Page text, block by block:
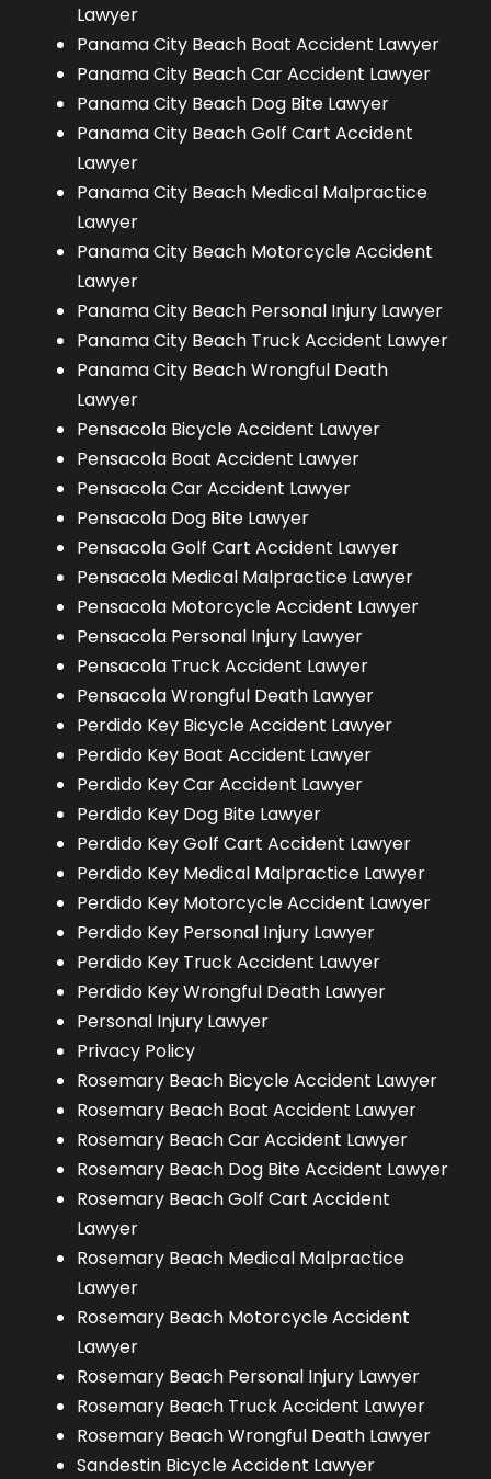
Lawyer
Panama City Beach Boat Accident Lawyer
Panama City Beach Car Accident Lawyer
Panama City Beach Dog Bite Lawyer
Panama City Beach Golf Cart Accident
Lawyer
Panama City Beach Medical Malpractice
Lawyer
Panama City Beach Motorcycle Accident
Lawyer
Panama City Beach Personal Injury Lawyer
Panama City Beach Truck Accident Lawyer
Panama City Beach Wrongful Death
Lawyer
Pensacola Bicycle Accident Lawyer
Pensacola Boat Accident Lawyer
Pensacola Car Accident Lawyer
Pensacola Dog Bite Lawyer
Pensacola Golf Cart Accident Lawyer
Pensacola Medical Malpractice Lawyer
Pensacola Motorcycle Accident Lawyer
Pensacola Personal Injury Lawyer
Pensacola Truck Accident Lawyer
Pensacola Wrongful Death Lawyer
Perdido Key Bicycle Accident Lawyer
Perdido Key Boat Accident Lawyer
Perdido Key Car Accident Lawyer
Perdido Key Dog Bite Lawyer
Perdido Key Golf Cart Accident Lawyer
Perdido Key Medical Malpractice Lawyer
Perdido Key Motorcycle Accident Lawyer
Perdido Key Personal Injury Lawyer
Perdido Key Truck Accident Lawyer
Perdido Key Wrongful Death Lawyer
Personal Injury Lawyer
Privacy Policy
Rosemary Beach Bicycle Accident Lawyer
Rosemary Beach Boat Accident Lawyer
Rosemary Beach Car Accident Lawyer
Rosemary Beach Dog Bite Accident Lawyer
Rosemary Beach Golf Cart Accident
Lawyer
Rosemary Beach Medical Malpractice
Lawyer
Rosemary Beach Motorcycle Accident
Lawyer
Rosemary Beach Personal Injury Lawyer
Rosemary Beach Truck Accident Lawyer
Rosemary Beach Wrongful Death Lawyer
Sandestin Bicycle Accident Lawyer